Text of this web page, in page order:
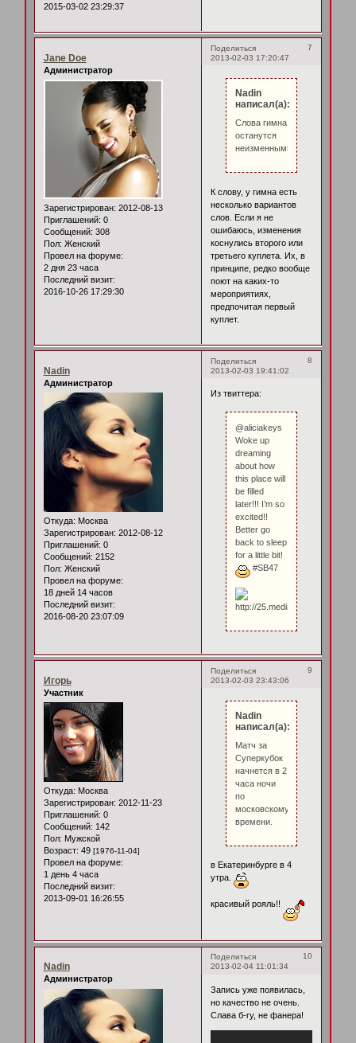
2015-03-02 23:29:37
Поделиться
7
2013-02-03 17:20:47
Jane Doe
Администратор
Зарегистрирован: 2012-08-13
Приглашений: 0
Сообщений: 308
Пол: Женский
Провел на форуме:
2 дня 23 часа
Последний визит:
2016-10-26 17:29:30
Nadin
написал(а):
Слова гимна
останутся
неизменными.
К слову, у гимна есть
несколько вариантов
слов. Если я не
ошибаюсь, изменения
коснулись второго или
третьего куплета. Их, в
принципе, редко вообще
поют на каких-то
мероприятиях,
предпочитая первый
куплет.
Поделиться
8
2013-02-03 19:41:02
Nadin
Администратор
Откуда: Москва
Зарегистрирован: 2012-08-12
Приглашений: 0
Сообщений: 2152
Пол: Женский
Провел на форуме:
18 дней 14 часов
Последний визит:
2016-08-20 23:07:09
Из твиттера:
@aliciakeys
Woke up
dreaming
about how
this place will
be filled
later!!! I’m so
excited!!
Better go
back to sleep
for a little bit!
#SB47
Поделиться
9
2013-02-03 23:43:06
Игорь
Участник
Откуда: Москва
Зарегистрирован: 2012-11-23
Приглашений: 0
Сообщений: 142
Пол: Мужской
Возраст: 49 [1976-11-04]
Провел на форуме:
1 день 4 часа
Последний визит:
2013-09-01 16:26:55
Nadin
написал(а):
Матч за
Суперкубок
начнется в 2
часа ночи
по
московскому
времени.
в Екатеринбурге в 4
утра.
красивый рояль!!
Поделиться
10
2013-02-04 11:01:34
Nadin
Администратор
Запись уже появилась,
но качество не очень.
Слава б-гу, не фанера!